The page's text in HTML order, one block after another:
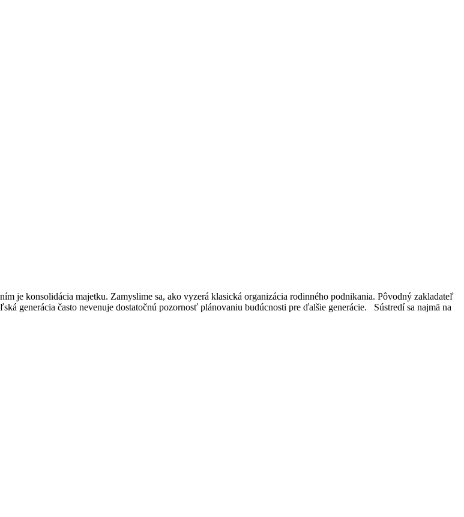
je konsolidácia majetku. Zamyslime sa, ako vyzerá klasická organizácia rodinného podnikania. Pôvodný zakladateľ
generácia často nevenuje dostatočnú pozornosť plánovaniu budúcnosti pre ďalšie generácie. Sústredí sa najmä na